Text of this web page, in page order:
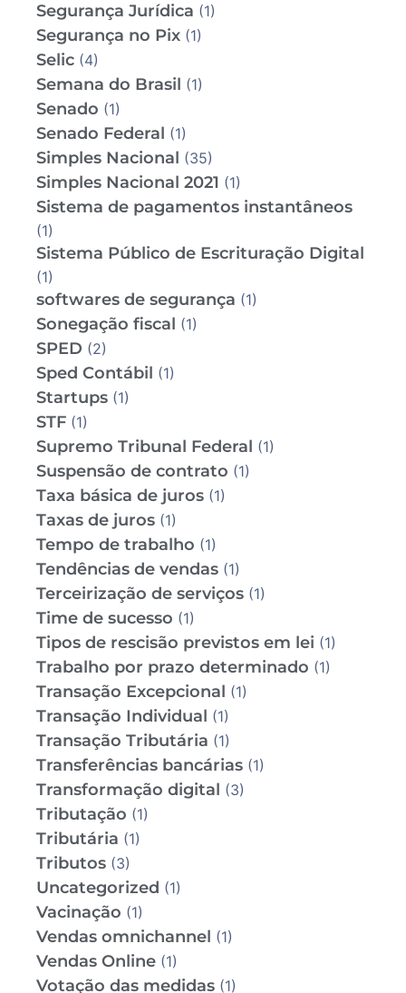
Segurança Jurídica (1)
Segurança no Pix (1)
Selic (4)
Semana do Brasil (1)
Senado (1)
Senado Federal (1)
Simples Nacional (35)
Simples Nacional 2021 (1)
Sistema de pagamentos instantâneos
(1)
Sistema Público de Escrituração Digital
(1)
softwares de segurança (1)
Sonegação fiscal (1)
SPED (2)
Sped Contábil (1)
Startups (1)
STF (1)
Supremo Tribunal Federal (1)
Suspensão de contrato (1)
Taxa básica de juros (1)
Taxas de juros (1)
Tempo de trabalho (1)
Tendências de vendas (1)
Terceirização de serviços (1)
Time de sucesso (1)
Tipos de rescisão previstos em lei (1)
Trabalho por prazo determinado (1)
Transação Excepcional (1)
Transação Individual (1)
Transação Tributária (1)
Transferências bancárias (1)
Transformação digital (3)
Tributação (1)
Tributária (1)
Tributos (3)
Uncategorized (1)
Vacinação (1)
Vendas omnichannel (1)
Vendas Online (1)
Votação das medidas (1)